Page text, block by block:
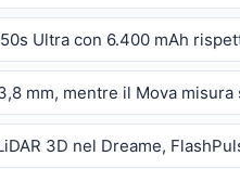
Ultra con 6.400 mAh
mm, mentre il Mova misura
3D nel Dreame,